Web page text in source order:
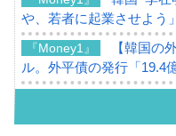
や、若者に起業させよう
『Money1』
【韓国の
ル。外平債の発行「19.4